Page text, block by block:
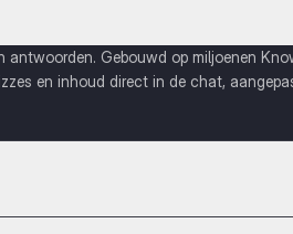
Gebouwd op miljoenen
en inhoud direct in de chat,